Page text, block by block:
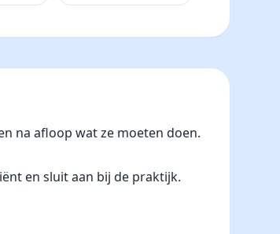
na afloop wat ze moeten doen.
en sluit aan bij de praktijk.